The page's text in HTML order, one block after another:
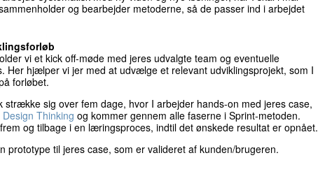
og bearbejder metoderne, så de passer ind i arbejdet
vi et kick off-møde med jeres udvalgte team og eventuelle
Her hjælper vi jer med at udvælge et relevant udviklingsprojekt, som I
forløbet.
strække sig over fem dage, hvor I arbejder hands-on med jeres case,
Design Thinking og kommer gennem alle faserne i Sprint-metoden.
og tilbage i en læringsproces, indtil det ønskede resultat er opnået.
prototype til jeres case, som er valideret af kunden/brugeren.